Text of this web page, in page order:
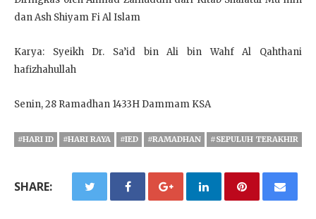
dan Ash Shiyam Fi Al Islam
Karya: Syeikh Dr. Sa’id bin Ali bin Wahf Al Qahthani
hafizhahullah
Senin, 28 Ramadhan 1433H Dammam KSA
#HARI ID #HARI RAYA #IED #RAMADHAN #SEPULUH TERAKHIR
SHARE: